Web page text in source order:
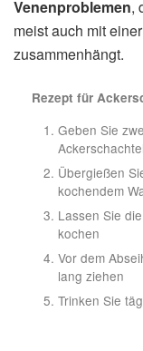
Venenproblemen,
meist auch mit einer
zusammenhängt.
Rezept für
Geben Sie
Übergießen
kochendem
Lassen Sie
kochen
Vor dem
lang ziehen
Trinken Sie